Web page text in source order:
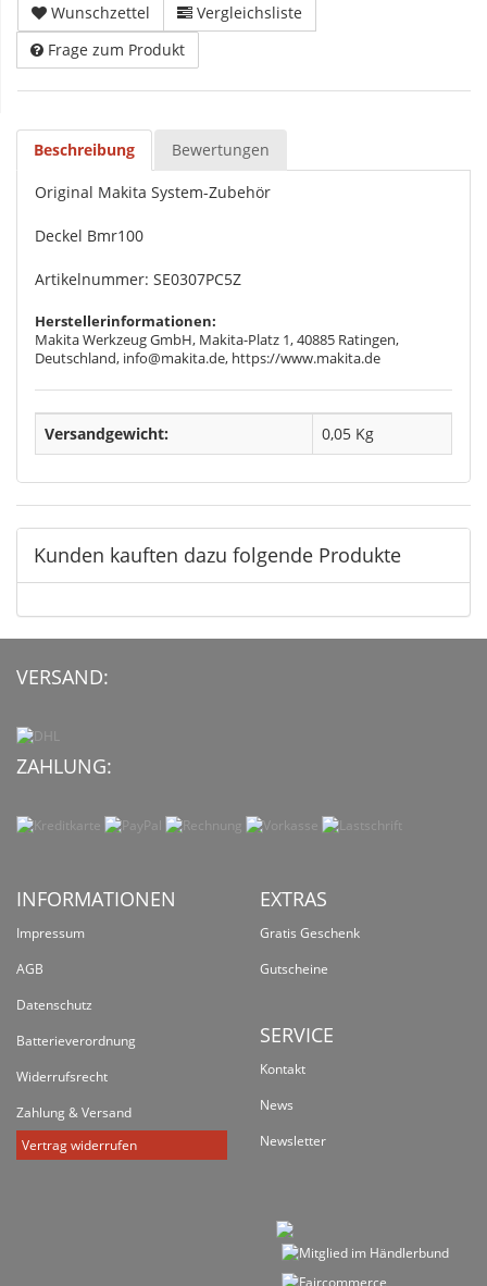
Wunschzettel
Vergleichsliste
Frage zum Produkt
Beschreibung Bewertungen
Original Makita System-Zubehör
Deckel Bmr100
Artikelnummer: SE0307PC5Z
Herstellerinformationen:
Makita Werkzeug GmbH, Makita-Platz 1, 40885 Ratingen,
Deutschland, info@makita.de, https://www.makita.de
Versandgewicht: 0,05 Kg
Kunden kauften dazu folgende Produkte
VERSAND:
ZAHLUNG:
INFORMATIONEN
Impressum
AGB
Datenschutz
Batterieverordnung
Widerrufsrecht
Zahlung & Versand
Vertrag widerrufen
EXTRAS
Gratis Geschenk
Gutscheine
SERVICE
Kontakt
News
Newsletter